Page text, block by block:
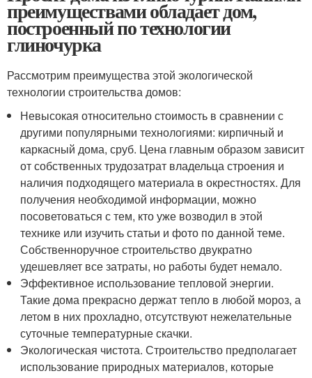
преимуществами обладает дом,
построенный по технологии
глиночурка
Рассмотрим преимущества этой экологической
технологии строительства домов:
Невысокая относительно стоимость в сравнении с
другими популярными технологиями: кирпичный и
каркасный дома, сруб. Цена главным образом зависит
от собственных трудозатрат владельца строения и
наличия подходящего материала в окрестностях. Для
получения необходимой информации, можно
посоветоваться с тем, кто уже возводил в этой
технике или изучить статьи и фото по данной теме.
Собственноручное строительство двукратно
удешевляет все затраты, но работы будет немало.
Эффективное использование тепловой энергии.
Такие дома прекрасно держат тепло в любой мороз, а
летом в них прохладно, отсутствуют нежелательные
суточные температурные скачки.
Экологическая чистота. Строительство предполагает
использование природных материалов, которые